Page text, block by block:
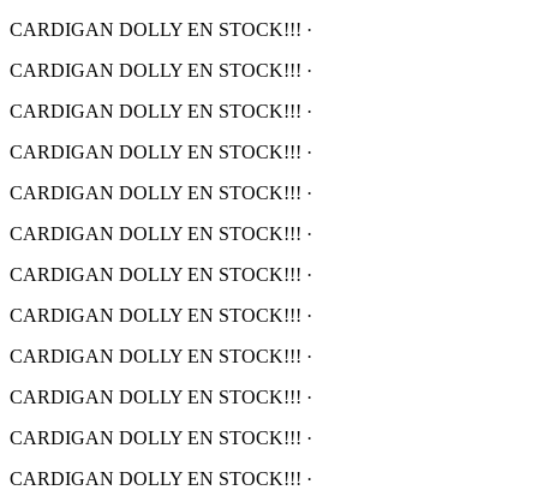
CARDIGAN DOLLY EN STOCK!!! ·
CARDIGAN DOLLY EN STOCK!!! ·
CARDIGAN DOLLY EN STOCK!!! ·
CARDIGAN DOLLY EN STOCK!!! ·
CARDIGAN DOLLY EN STOCK!!! ·
CARDIGAN DOLLY EN STOCK!!! ·
CARDIGAN DOLLY EN STOCK!!! ·
CARDIGAN DOLLY EN STOCK!!! ·
CARDIGAN DOLLY EN STOCK!!! ·
CARDIGAN DOLLY EN STOCK!!! ·
CARDIGAN DOLLY EN STOCK!!! ·
CARDIGAN DOLLY EN STOCK!!! ·